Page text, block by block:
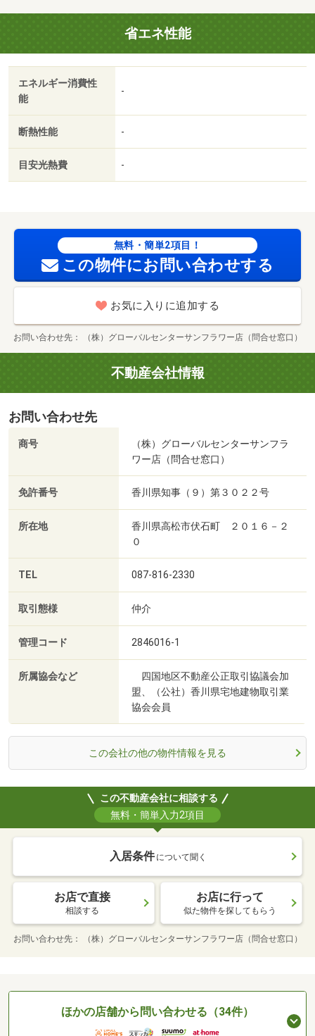
ステム／全居室フローリング／ネット使用料不要／浄水器
／浴室に窓／２４時間換気システム／内階段／複層ガラス
／平坦地／南面リビング／一部フローリング／上階無し／
敷地内ごみ置き場／平面駐車場／全居室６畳以上／洗面所
にドア／南面バルコニー／ＢＳ／高速ネット対応／保証会
社利用可／ＩＴ重説 対応物件／ＬＧＢＴフレンドリー／
店（スーパー）まで１３６２ｍ／ミニストップ県立図書館
前店（コンビニ）まで８０８ｍ／くすりのレディ高松出作
店（ドラッグストア）まで１８２３ｍ／コーナン多肥店
園（公園）まで１６２４ｍ/賃貸戸数:6戸
省エネ性能
エネルギー消費性
能
-
断熱性能 -
目安光熱費 -
無料・簡単2項目！
この物件にお問い合わせする
お気に入りに追加する
お問い合わせ先 （株）グローバルセンターサンフラワー店（問合せ窓口）
不動産会社情報
お問い合わせ先
商号
（株）グローバルセンターサンフラ
ワー店（問合せ窓口）
免許番号 香川県知事（９）第３０２２号
所在地
香川県高松市伏石町 ２０１６－２
０
TEL 087-816-2330
取引態様 仲介
管理コード 2846016-1
所属協会など
四国地区不動産公正取引協議会加
盟、（公社）香川県宅地建物取引業
協会会員
この会社の他の物件情報を見る
この不動産会社に相談する
無料・簡単入力2項目
入居条件 について聞く
お店で直接
相談する
お店に行って
似た物件を探してもらう
お問い合わせ先 （株）グローバルセンターサンフラワー店（問合せ窓口）
ほかの店舗から問い合わせる（34件）